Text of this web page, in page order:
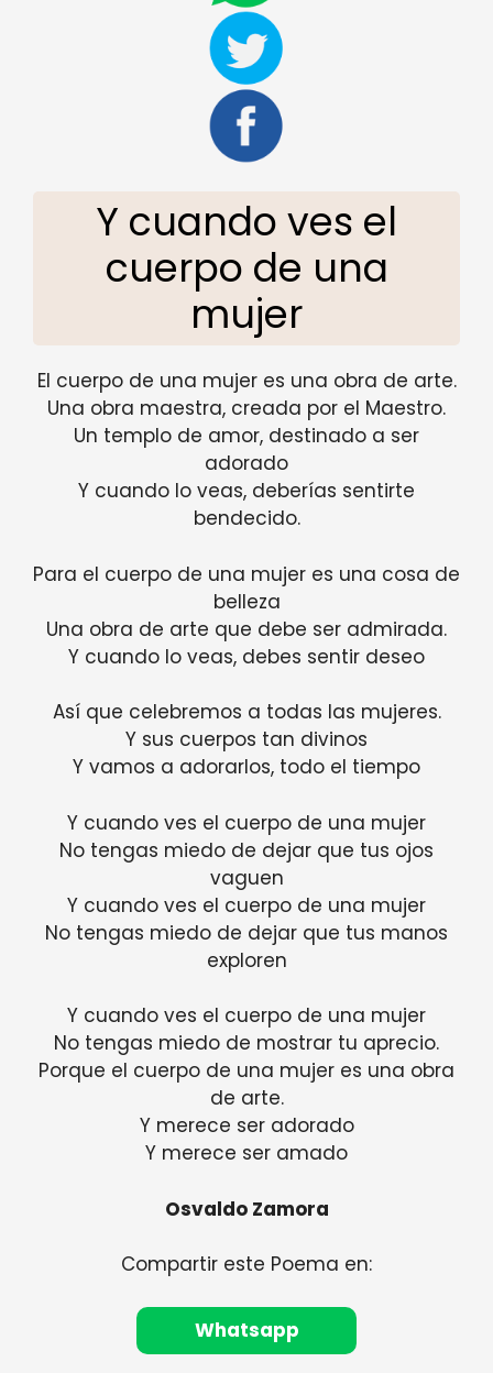
Y cuando ves el
cuerpo de una
mujer
El cuerpo de una mujer es una obra de arte.
Una obra maestra, creada por el Maestro.
Un templo de amor, destinado a ser
adorado
Y cuando lo veas, deberías sentirte
bendecido.
Para el cuerpo de una mujer es una cosa de
belleza
Una obra de arte que debe ser admirada.
Y cuando lo veas, debes sentir deseo
Así que celebremos a todas las mujeres.
Y sus cuerpos tan divinos
Y vamos a adorarlos, todo el tiempo
Y cuando ves el cuerpo de una mujer
No tengas miedo de dejar que tus ojos
vaguen
Y cuando ves el cuerpo de una mujer
No tengas miedo de dejar que tus manos
exploren
Y cuando ves el cuerpo de una mujer
No tengas miedo de mostrar tu aprecio.
Porque el cuerpo de una mujer es una obra
de arte.
Y merece ser adorado
Y merece ser amado
Osvaldo Zamora
Compartir este Poema en:
Whatsapp